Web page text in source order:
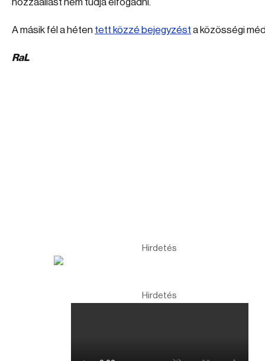
hozzáállást nem tudja elfogadni.
A másik fél a héten tett közzé bejegyzést a közösségi
RaL
Hirdetés
Hirdetés